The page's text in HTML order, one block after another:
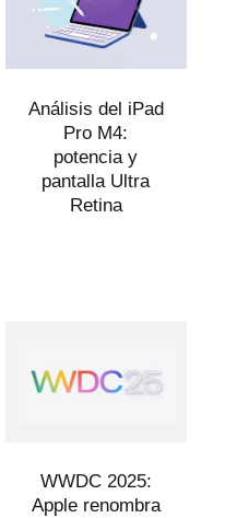
Análisis del iPad
Pro M4:
potencia y
pantalla Ultra
Retina
WWDC 2025:
Apple renombra